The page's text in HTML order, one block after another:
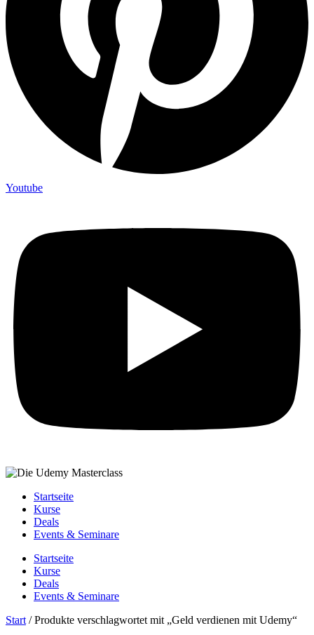
Youtube
Startseite
Kurse
Deals
Events & Seminare
Startseite
Kurse
Deals
Events & Seminare
Start / Produkte verschlagwortet mit „Geld verdienen mit Udemy“